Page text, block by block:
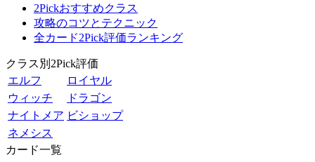
2Pickおすすめクラス
攻略のコツとテクニック
全カード2Pick評価ランキング
クラス別2Pick評価
エルフ
ロイヤル
ウィッチ
ドラゴン
ナイトメア ビショップ
ネメシス
カード一覧